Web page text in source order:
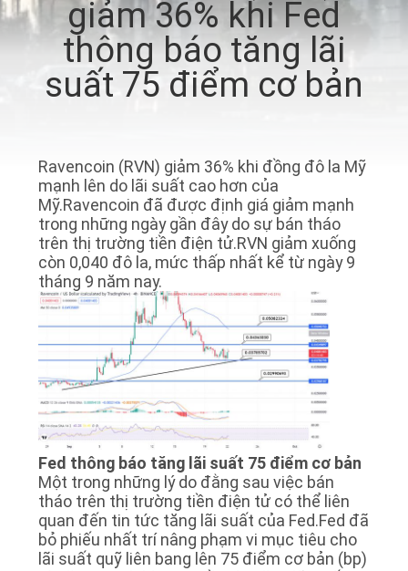
QUÁ
TRÌNH
GIAO
LIÊN
CHÚNG
TÔI
TRƯỜNG
HỢP
YÊU
CẦU
BÁO
GIÁ
SHOPPING
giảm 36% khi Fed
thông báo tăng lãi
suất 75 điểm cơ bản
Ravencoin (RVN) giảm 36% khi đồng đô la Mỹ
mạnh lên do lãi suất cao hơn của
Mỹ.Ravencoin đã được định giá giảm mạnh
trong những ngày gần đây do sự bán tháo
trên thị trường tiền điện tử.RVN giảm xuống
còn 0,040 đô la, mức thấp nhất kể từ ngày 9
tháng 9 năm nay.
Fed thông báo tăng lãi suất 75 điểm cơ bản
Một trong những lý do đằng sau việc bán
tháo trên thị trường tiền điện tử có thể liên
quan đến tin tức tăng lãi suất của Fed.Fed đã
bỏ phiếu nhất trí nâng phạm vi mục tiêu cho
lãi suất quỹ liên bang lên 75 điểm cơ bản (bp)